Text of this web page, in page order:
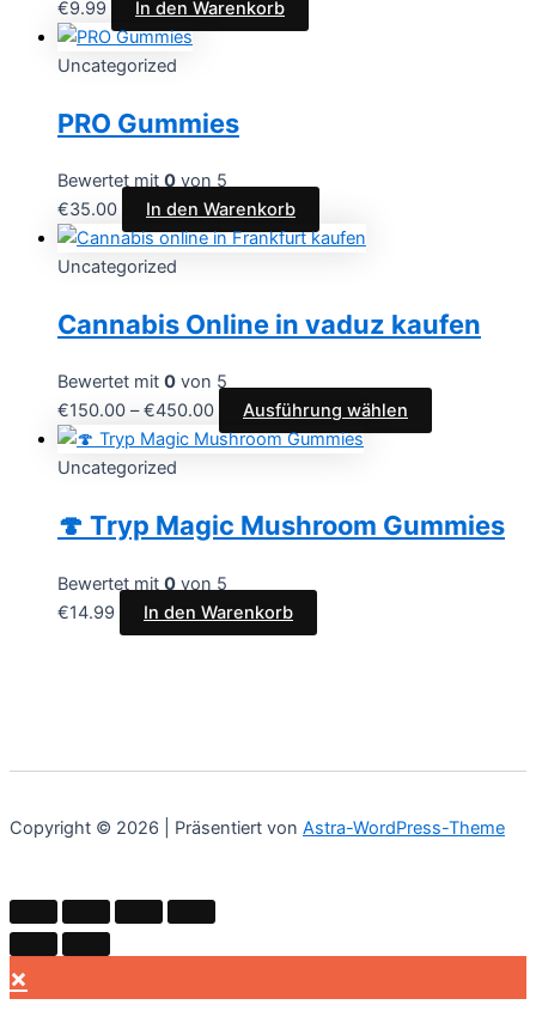
€9.99 In den Warenkorb
Uncategorized
PRO Gummies
Bewertet mit 0 von 5
€35.00 In den Warenkorb
Uncategorized
Cannabis Online in vaduz kaufen
Bewertet mit 0 von 5
€150.00 –€450.00 Ausführung wählen
Uncategorized
🍄 Tryp Magic Mushroom Gummies
Bewertet mit 0 von 5
€14.99 In den Warenkorb
Copyright © 2026 | Präsentiert von Astra-WordPress-Theme
×